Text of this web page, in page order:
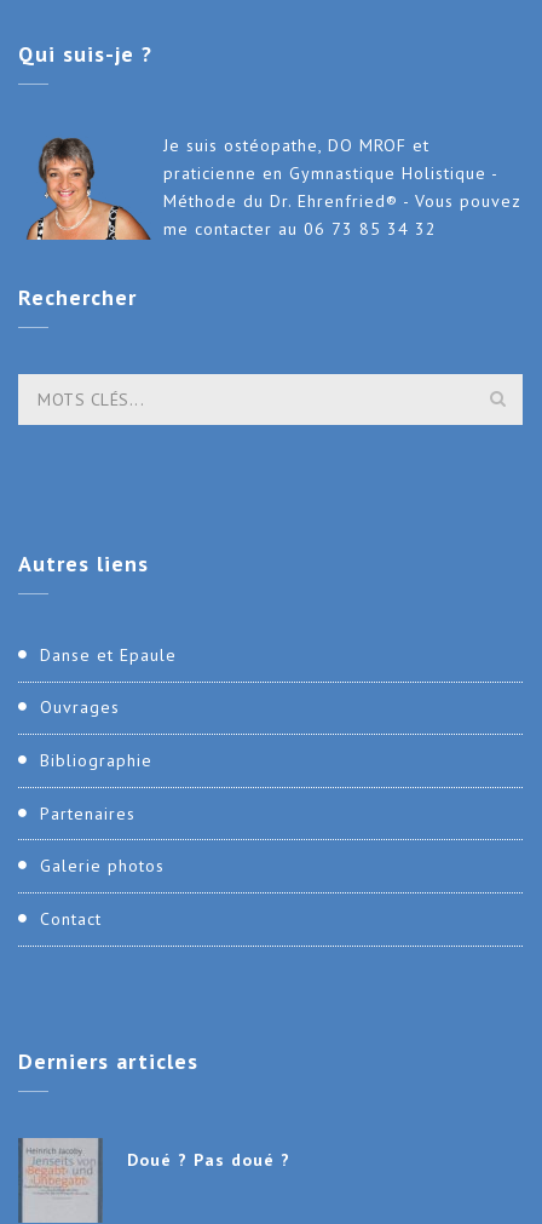
Qui suis-je ?
Je suis ostéopathe, DO MROF et
praticienne en Gymnastique Holistique -
Méthode du Dr. Ehrenfried® - Vous pouvez
me contacter au 06 73 85 34 32
Rechercher
Autres liens
Danse et Epaule
Ouvrages
Bibliographie
Partenaires
Galerie photos
Contact
Derniers articles
Doué ? Pas doué ?